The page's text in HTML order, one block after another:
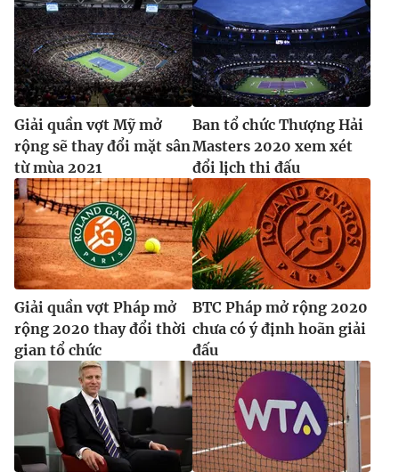
Giải quần vợt Mỹ mở
rộng sẽ thay đổi mặt sân
từ mùa 2021
Ban tổ chức Thượng Hải
Masters 2020 xem xét
đổi lịch thi đấu
Giải quần vợt Pháp mở
rộng 2020 thay đổi thời
gian tổ chức
BTC Pháp mở rộng 2020
chưa có ý định hoãn giải
đấu